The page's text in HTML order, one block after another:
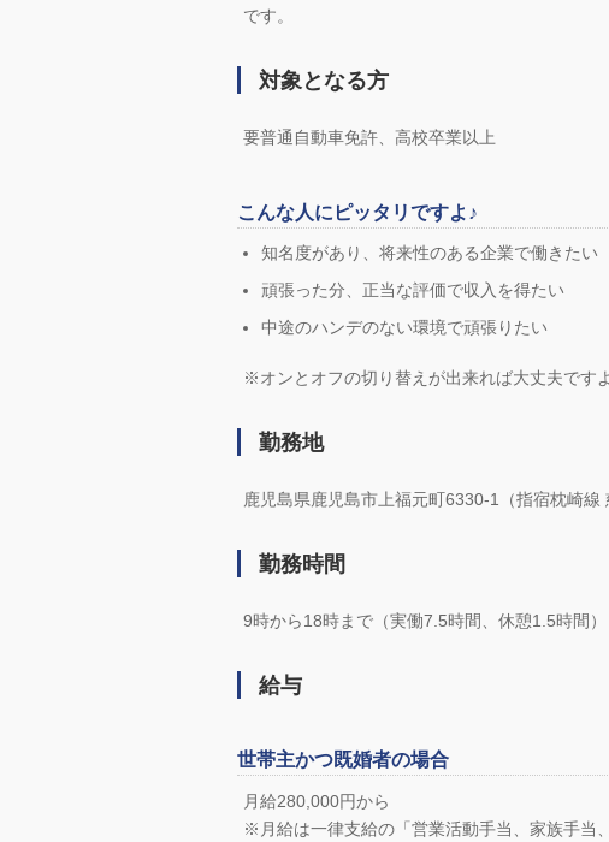
です。
対象となる方
要普通自動車免許、高校卒業以上
こんな人にピッタリですよ♪
知名度があり、将来性のある企業で働きたい
頑張った分、正当な評価で収入を得たい
中途のハンデのない環境で頑張りたい
※オンとオフの切り替えが出来れば大丈夫です
勤務地
鹿児島県鹿児島市上福元町6330-1（指宿枕崎線
勤務時間
9時から18時まで（実働7.5時間、休憩1.5時間）
給与
世帯主かつ既婚者の場合
月給280,000円から
※月給は一律支給の「営業活動手当、家族手当